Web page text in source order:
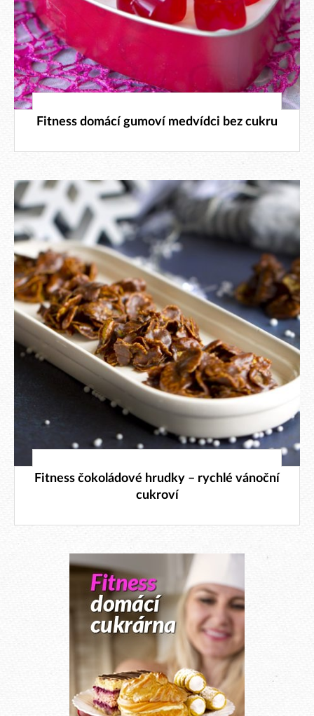
6. 2. 2024
Fitness domácí gumoví medvídci bez cukru
19. 12. 2023
Fitness čokoládové hrudky – rychlé vánoční
cukroví